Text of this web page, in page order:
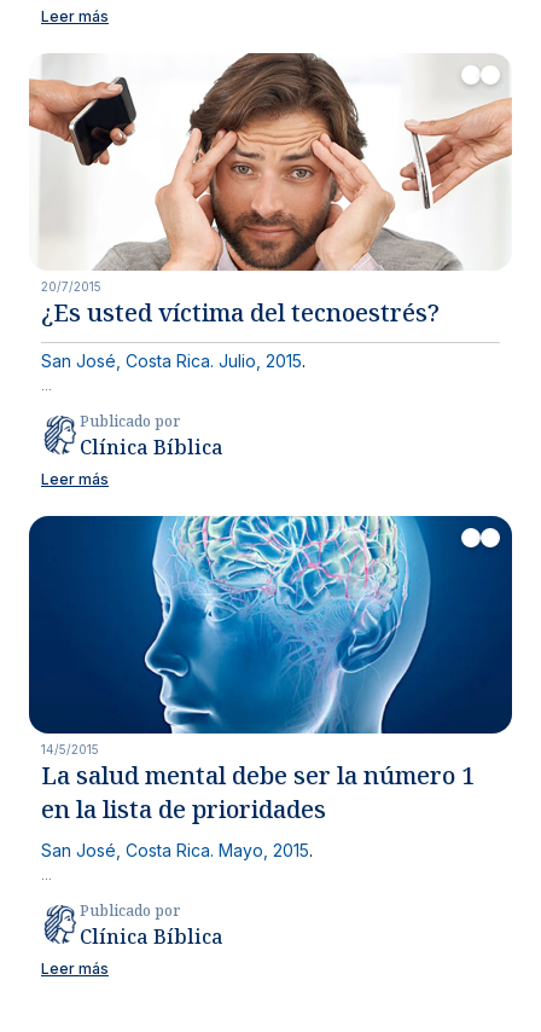
Leer más
20/7/2015
¿Es usted víctima del tecnoestrés?
San José, Costa Rica. Julio, 2015.
Publicado por
Clínica Bíblica
Leer más
14/5/2015
La salud mental debe ser la número 1
en la lista de prioridades
San José, Costa Rica. Mayo, 2015.
Publicado por
Clínica Bíblica
Leer más